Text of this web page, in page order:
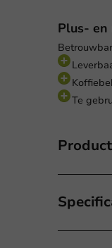
Plus-
Te